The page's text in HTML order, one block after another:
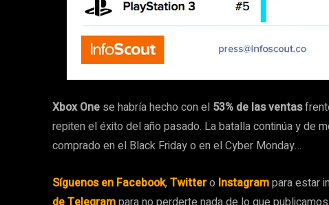
Xbox One se habría hecho con el 53% de las ventas
repiten el éxito del año pasado. La batalla continúa y de
comprado en el Black Friday o en el Cyber Monday…
Síguenos en Facebook,Twittero Instagrampara estar